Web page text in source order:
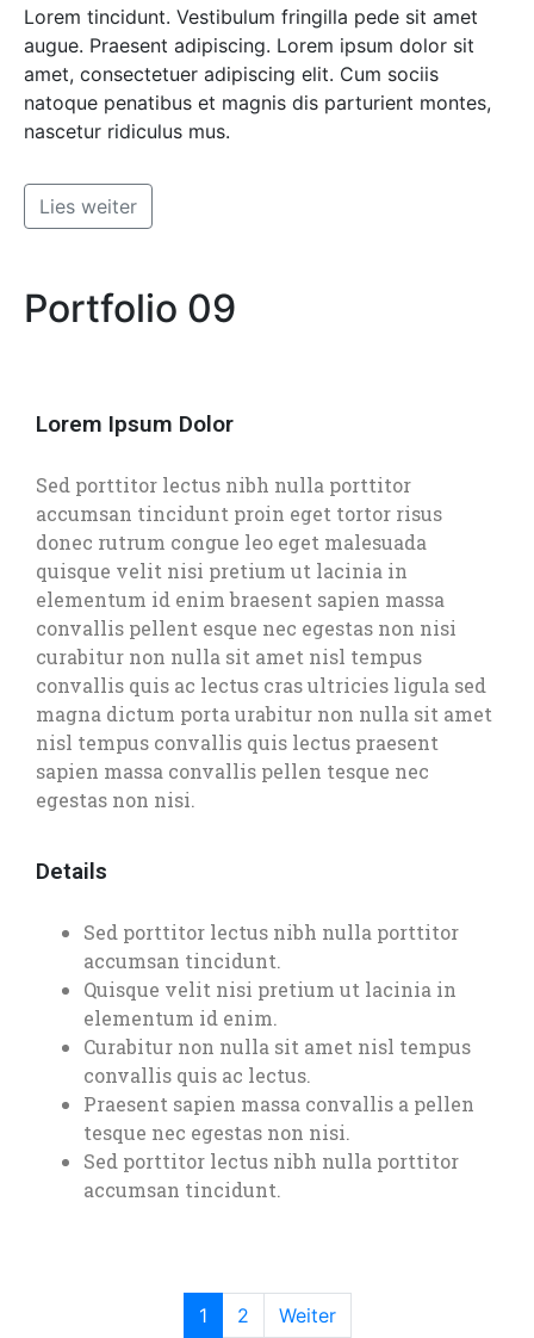
Lorem tincidunt. Vestibulum fringilla pede sit amet
augue. Praesent adipiscing. Lorem ipsum dolor sit
amet, consectetuer adipiscing elit. Cum sociis
natoque penatibus et magnis dis parturient montes,
nascetur ridiculus mus.
Lies weiter
Portfolio 09
Lorem Ipsum Dolor
Sed porttitor lectus nibh nulla porttitor
accumsan tincidunt proin eget tortor risus
donec rutrum congue leo eget malesuada
quisque velit nisi pretium ut lacinia in
elementum id enim braesent sapien massa
convallis pellent esque nec egestas non nisi
curabitur non nulla sit amet nisl tempus
convallis quis ac lectus cras ultricies ligula sed
magna dictum porta urabitur non nulla sit amet
nisl tempus convallis quis lectus praesent
sapien massa convallis pellen tesque nec
egestas non nisi.​
Details
Sed porttitor lectus nibh nulla porttitor
accumsan tincidunt.
Quisque velit nisi pretium ut lacinia in
elementum id enim.
Curabitur non nulla sit amet nisl tempus
convallis quis ac lectus.
Praesent sapien massa convallis a pellen
tesque nec egestas non nisi.
Sed porttitor lectus nibh nulla porttitor
accumsan tincidunt.
1 2 Weiter